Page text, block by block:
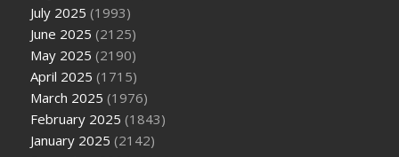
July 2025 (1993)
June 2025 (2125)
May 2025 (2190)
April 2025 (1715)
March 2025 (1976)
February 2025 (1843)
January 2025 (2142)